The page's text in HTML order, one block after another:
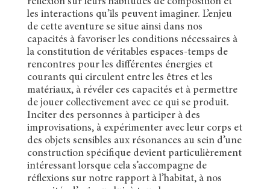
les interactions qu’ils peuvent imaginer. L’enjeu
de cette aventure se situe ainsi dans nos
capacités à favoriser les conditions nécessaires à
la constitution de véritables espaces-temps de
rencontres pour les différentes énergies et
courants qui circulent entre les êtres et les
matériaux, à révéler ces capacités et à permettre
de jouer collectivement avec ce qui se produit.
Inciter des personnes à participer à des
improvisations, à expérimenter avec leur corps et
des objets sensibles aux résonances au sein d’une
construction spécifique devient particulièrement
intéressant lorsque cela s’accompagne de
réflexions sur notre rapport à l’habitat, à nos